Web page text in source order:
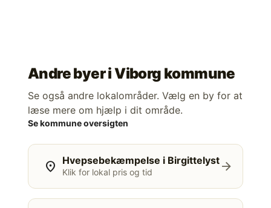
Andre byer iViborg kommune
Se også andre lokalområder. Vælg en by for at
læse mere om hjælp i dit område.
Se kommune oversigten
location_on Hvepsebekæmpelse i Birgittelyst
Klik for lokal pris og tid arrow_forward